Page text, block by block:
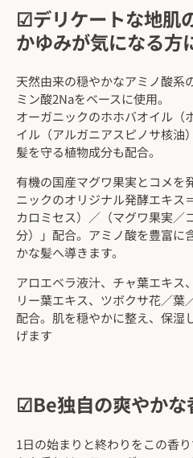
☑︎デリケートな地肌
かゆみが気になる方
天然由来の穏やかなアミノ酸系
ミン酸2Naをベースに使用。
オーガニックのホホバオイル（
イル（アルガニアスピノサ核油
髪を守る植物成分も配合。
有機の国産マグワ果実とコメを
ニックのオリジナル発酵エキス
カロミセス）／（マグワ果実／
分）」配合。 アミノ酸を豊富に
かな髪へ導きます。
アロエベラ液汁、チャ葉エキス
リー葉エキス、ツボクサ花／葉
配合。肌を穏やかに整え、保湿
げます
☑︎Be独自の​爽やかな
1日の始まりと終わりをこの香